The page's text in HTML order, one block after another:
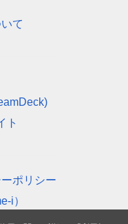
て
ト
ポリシー
i）